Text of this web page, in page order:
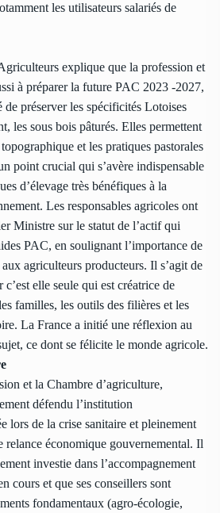
les utilisateurs salariés de
explique que la profession et
à préparer la future PAC 2023 -2027,
de préserver les spécificités Lotoises
les sous bois pâturés. Elles permettent
et les pratiques pastorales
point crucial qui s’avère indispensable
d’élevage très bénéfiques à la
Les responsables agricoles ont
Ministre sur le statut de l’actif qui
PAC, en soulignant l’importance de
agriculteurs producteurs. Il s’agit de
elle seule qui est créatrice de
familles, les outils des filières et les
La France a initié une réflexion au
ce dont se félicite le monde agricole.
et la Chambre d’agriculture,
défendu l’institution
lors de la crise sanitaire et pleinement
relance économique gouvernemental. Il
investie dans l’accompagnement
cours et que ses conseillers sont
fondamentaux (agro-écologie,